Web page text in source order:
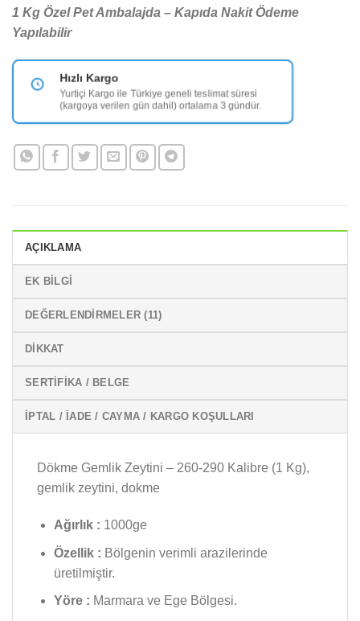
11
müşteri
puanına
dayanarak
5.00puan
1 Kg Özel Pet Ambalajda – Kapıda Nakit Ödeme
Yapılabilir
Hızlı Kargo
Yurtiçi Kargo ile Türkiye geneli teslimat süresi
(kargoya verilen gün dahil) ortalama 3 gündür.
Fiyat Garantisi
Aynı kalitede daha iyi fiyat yok.
AÇIKLAMA
EK BILGI
DEĞERLENDIRMELER (11)
DİKKAT
SERTIFIKA / BELGE
İPTAL / İADE / CAYMA / KARGO KOŞULLARI
Dökme Gemlik Zeytini – 260-290 Kalibre (1 Kg),
gemlik zeytini, dokme
Ağırlık : 1000ge
Özellik : Bölgenin verimli arazilerinde
üretilmiştir.
Yöre : Marmara ve Ege Bölgesi.